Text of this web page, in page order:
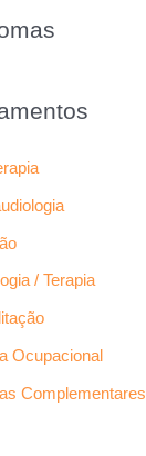
/ Terapia
Ocupacional
Complementares